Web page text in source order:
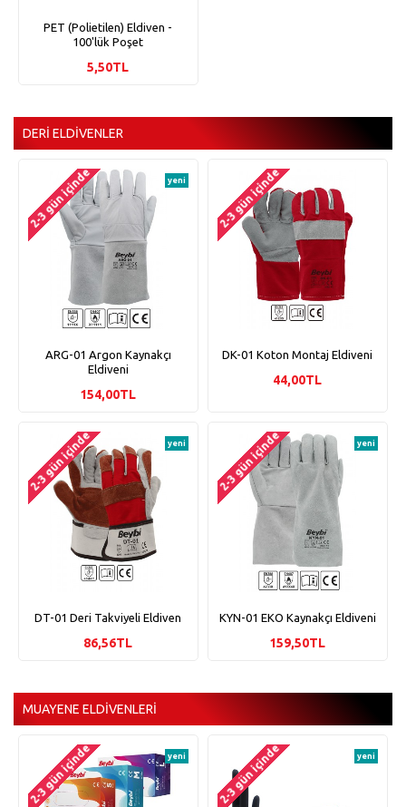
PET (Polietilen) Eldiven -
100'lük Poşet
5,50TL
DERI ELDIVENLER
yeni
2-3 gün içinde
ARG-01 Argon Kaynakçı
Eldiveni
154,00TL
2-3 gün içinde
DK-01 Koton Montaj Eldiveni
44,00TL
yeni
2-3 gün içinde
DT-01 Deri Takviyeli Eldiven
86,56TL
yeni
2-3 gün içinde
KYN-01 EKO Kaynakçı Eldiveni
159,50TL
MUAYENE ELDIVENLERI
yeni
2-3 gün içinde yeni
2-3 gün içinde